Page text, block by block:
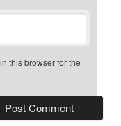
this browser for the